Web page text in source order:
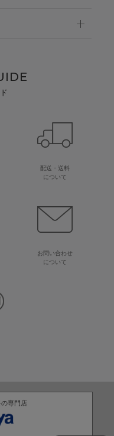
配送・送料
について
お問い合わせ
について
専門店